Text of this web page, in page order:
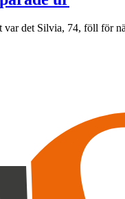
det Silvia, 74, föll för